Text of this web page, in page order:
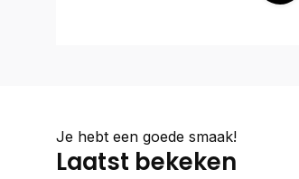
Je hebt een goede smaak!
Laatst bekeken